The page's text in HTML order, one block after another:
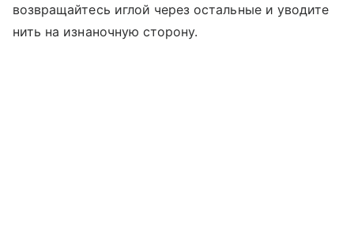
возвращайтесь иглой через остальные и уводите
нить на изнаночную сторону.